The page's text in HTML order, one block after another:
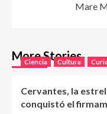
Mare
More Stories
Ciencia Cultura
Cervantes, la
conquistó el